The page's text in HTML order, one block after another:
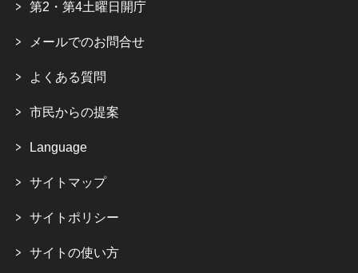
第2・第4土曜日開庁
メールでのお問合せ
よくある質問
市民からの提案
Language
サイトマップ
サイトポリシー
サイトの使い方